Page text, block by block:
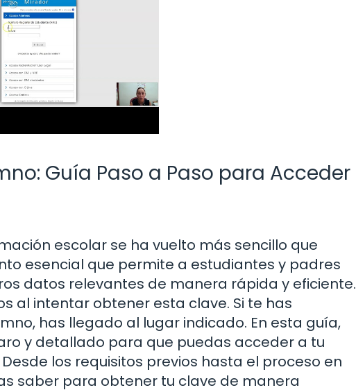
Guía Paso a Paso para Acceder
escolar se ha vuelto más sencillo que
esencial que permite a estudiantes y padres
datos relevantes de manera rápida y eficiente.
al intentar obtener esta clave. Si te has
has llegado al lugar indicado. En esta guía,
y detallado para que puedas acceder a tu
los requisitos previos hasta el proceso en
saber para obtener tu clave de manera